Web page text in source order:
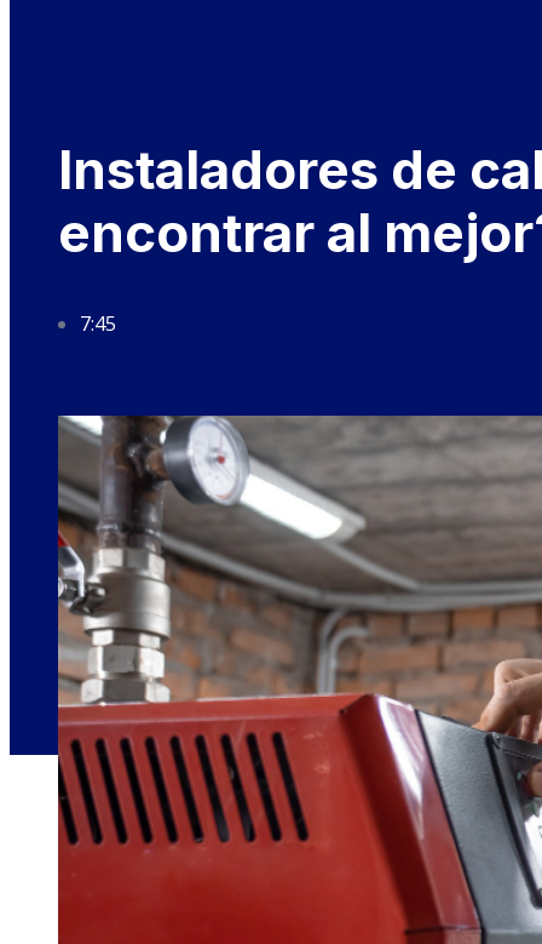
Instaladores de
encontrar al
7:45